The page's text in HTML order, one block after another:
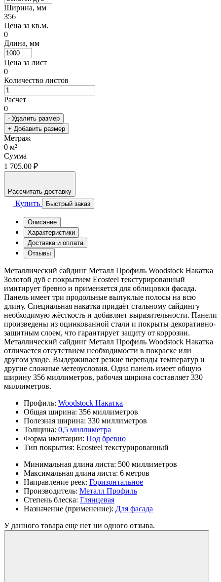
Ширина, мм
356
Цена за кв.м.
0
Длина, мм
Цена за лист
0
Количество листов
Расчет
0
- Удалить размер
+ Добавить размер
Метраж
0 м²
Сумма
1 705.00 ₽
Рассчитать доставку
Купить Быстрый заказ
Описание
Характеристики
Доставка и оплата
Отзывы
Металлический сайдинг Металл Профиль Woodstock Накатка
Золотой дуб с покрытием Ecosteel текстурированный
имитирует бревно и применяется для облицовки фасада.
Панель имеет три продольные выпуклые полосы на всю
длину. Специальная накатка придаёт стальному сайдингу
необходимую жёсткость и добавляет выразительности. Панели
произведены из оцинкованной стали и покрыты декоративно-
защитным слоем, что гарантирует защиту от коррозии.
Металлический сайдинг Металл Профиль Woodstock Накатка
отличается отсутствием необходимости в покраске или
другом уходе. Выдерживает резкие перепады температур и
другие сложные метеоусловия. Одна панель имеет общую
ширину 356 миллиметров, рабочая ширина составляет 330
миллиметров.
Профиль: Woodstock Накатка
Общая ширина: 356 миллиметров
Полезная ширина: 330 миллиметров
Толщина: 0,5 миллиметра
Форма имитации: Под бревно
Тип покрытия: Ecosteel текстурированный
Минимальная длина листа: 500 миллиметров
Максимальная длина листа: 6 метров
Направление реек: Горизонтальное
Производитель: Металл Профиль
Степень блеска: Глянцевая
Назначение (применение): Для фасада
У данного товара еще нет ни одного отзыва.